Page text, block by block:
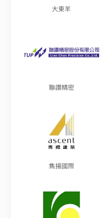
大東羊
聯讚精密
雋揚國際